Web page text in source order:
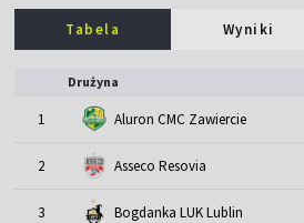
Tabela Wyniki
Drużyna
1 Aluron CMC Zawiercie
2 Asseco Resovia
3 Bogdanka LUK Lublin